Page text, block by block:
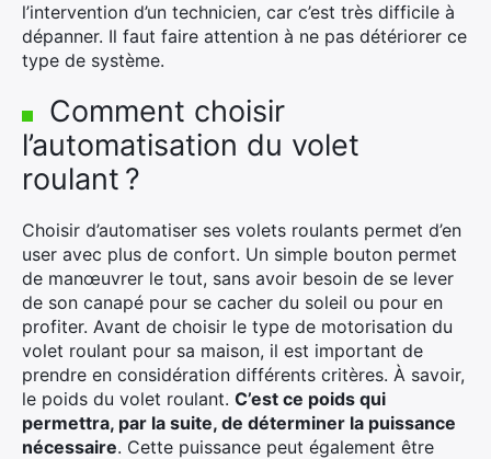
l’intervention d’un technicien, car c’est très difficile à
dépanner. Il faut faire attention à ne pas détériorer ce
type de système.
Comment choisir
l’automatisation du volet
roulant ?
Choisir d’automatiser ses volets roulants permet d’en
user avec plus de confort. Un simple bouton permet
de manœuvrer le tout, sans avoir besoin de se lever
de son canapé pour se cacher du soleil ou pour en
profiter. Avant de choisir le type de motorisation du
volet roulant pour sa maison, il est important de
prendre en considération différents critères. À savoir,
le poids du volet roulant. C’est ce poids qui
permettra, par la suite, de déterminer la puissance
nécessaire. Cette puissance peut également être